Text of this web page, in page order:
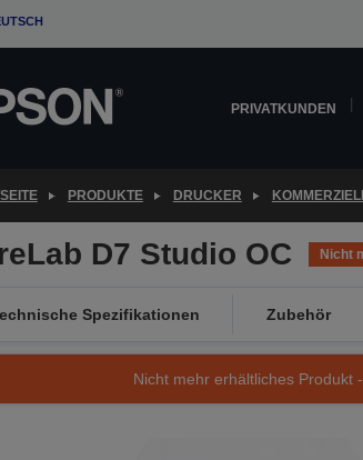
PRIVATKUNDEN
PRODUKTE DRUCKER
D7 Studio OC Nicht
Spezifikationen Zubehör
Nicht mehr erhältliches Produkt